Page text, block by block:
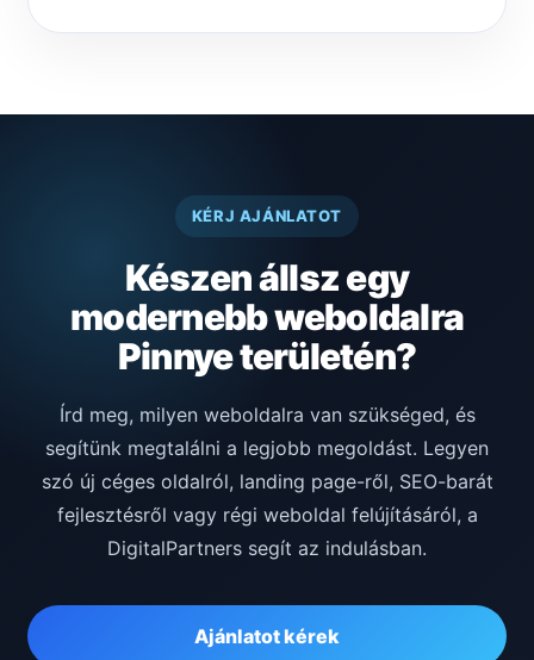
KÉRJ AJÁNLATOT
Készen állsz egy
modernebb weboldalra
Pinnye területén?
Írd meg, milyen weboldalra van szükséged, és
segítünk megtalálni a legjobb megoldást. Legyen
szó új céges oldalról, landing page-ről, SEO-barát
fejlesztésről vagy régi weboldal felújításáról, a
DigitalPartners segít az indulásban.
Ajánlatot kérek